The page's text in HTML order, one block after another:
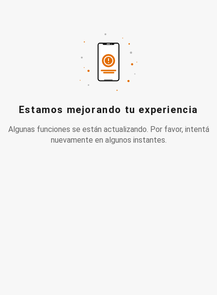
Estamos mejorando tu experiencia
Algunas funciones se están actualizando. Por favor, intentá
nuevamente en algunos instantes.